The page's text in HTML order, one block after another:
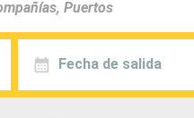
Fecha de salida